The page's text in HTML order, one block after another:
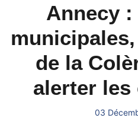
Annecy
de la
alerter les
03